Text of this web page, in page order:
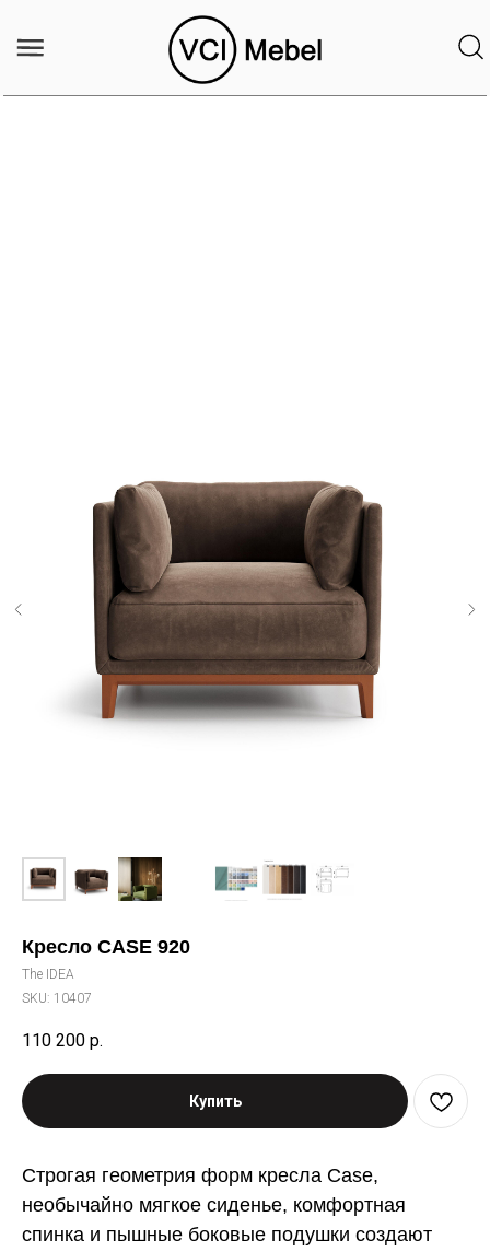
Кресло CASE 920
The IDEA
SKU: 10407
110 200 р.
Купить
Строгая геометрия форм кресла Case,
необычайно мягкое сиденье, комфортная
спинка и пышные боковые подушки создают